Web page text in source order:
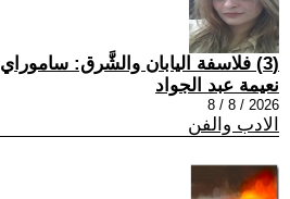
(3) فلاسفة اليابان والشَّرق: ساموراي ومماليك
نعيمة عبد الجواد
2026 / 8 / 8
الادب والفن